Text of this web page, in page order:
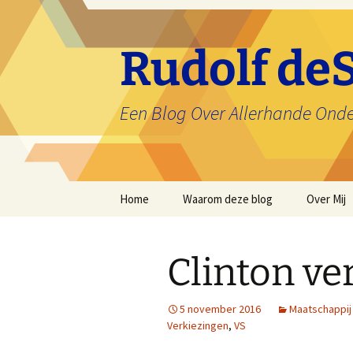
inhoud
Rudolf
Een Blog Over Allerhande
Home Waarom deze blog Over Mij
Clinton
5 november 2016 Maatschappij
Verkiezingen, VS